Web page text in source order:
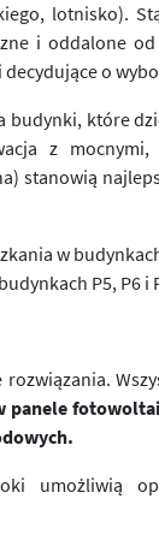
lotnisko).
i oddalone
o
budynki, które
z mocnymi,
stanowią
w
P5, P6 i
panele
umożliwią